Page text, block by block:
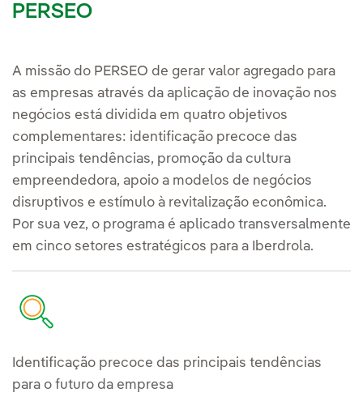
PERSEO
A missão do PERSEO de gerar valor agregado para
as empresas através da aplicação de inovação nos
negócios está dividida em quatro objetivos
complementares: identificação precoce das
principais tendências, promoção da cultura
empreendedora, apoio a modelos de negócios
disruptivos e estímulo à revitalização econômica.
Por sua vez, o programa é aplicado transversalmente
em cinco setores estratégicos para a Iberdrola.
Identificação precoce das principais tendências
para o futuro da empresa